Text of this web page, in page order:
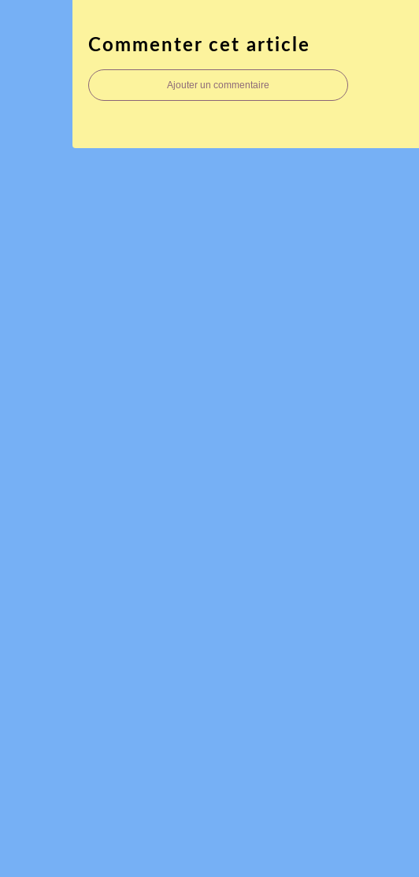
Commenter cet article
Ajouter un commentaire